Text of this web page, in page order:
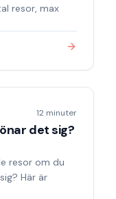
resor, max
12 minuter
det sig?
resor om du
Här är